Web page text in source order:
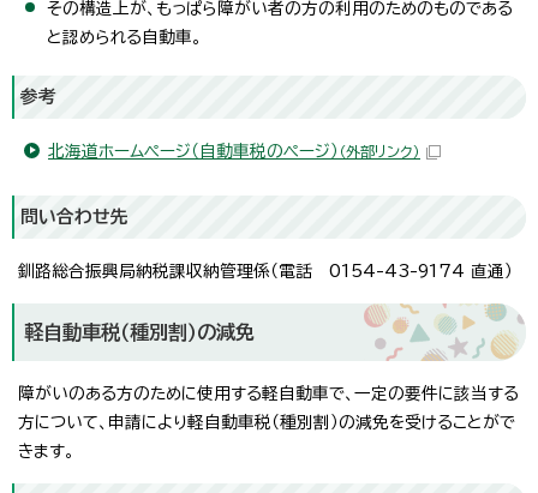
その構造上が、もっぱら障がい者の方の利用のためのものである
と認められる自動車。
参考
北海道ホームページ（自動車税のページ） （外部リンク）
問い合わせ先
釧路総合振興局納税課収納管理係（電話 0154-43-9174 直通）
軽自動車税（種別割）の減免
障がいのある方のために使用する軽自動車で、一定の要件に該当する
方について、申請により軽自動車税（種別割）の減免を受けることがで
きます。